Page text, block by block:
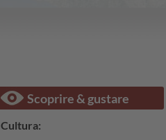
Scoprire & gustare
Cultura: